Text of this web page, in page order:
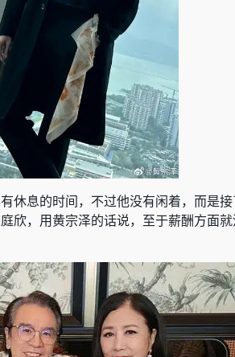
休息的时间，不过他没有闲着，而是
欣，用黄宗泽的话说，至于薪酬方面